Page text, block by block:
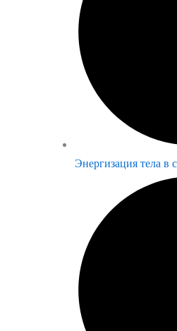
Энергизация тела в